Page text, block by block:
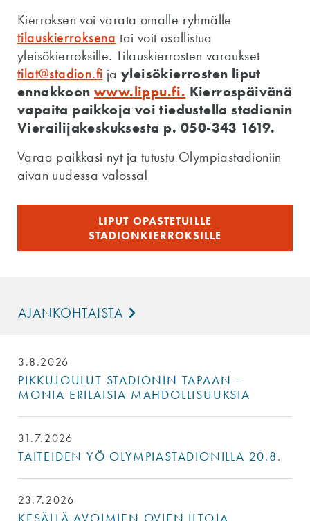
Kierroksen voi varata omalle ryhmälle
tilauskierroksena tai voit osallistua
yleisökierroksille. Tilauskierrosten varaukset
tilat@stadion.fi jayleisökierrosten liput
ennakkoonwww.lippu.fi. Kierrospäivänä
vapaita paikkoja voi tiedustella stadionin
Vierailijakeskuksesta p. 050-343 1619.
Varaa paikkasi nyt ja tutustu Olympiastadioniin
aivan uudessa valossa!
LIPUT OPASTETUILLE
STADIONKIERROKSILLE
AJANKOHTAISTA
3.8.2026
PIKKUJOULUT STADIONIN TAPAAN –
MONIA ERILAISIA MAHDOLLISUUKSIA
31.7.2026
TAITEIDEN YÖ OLYMPIASTADIONILLA 20.8.
23.7.2026